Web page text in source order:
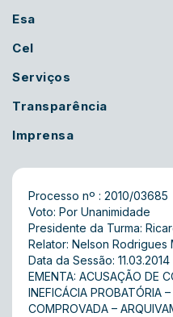
Esa
Cel
Serviços
Transparência
Imprensa
Processo nº : 2010/03685
Voto: Por Unanimidade
Presidente da Turma:
Relator: Nelson Rodrigues
Data da Sessão: 11.03.2014
EMENTA: ACUSAÇÃO DE
INEFICÁCIA PROBATÓRIA
COMPROVADA –